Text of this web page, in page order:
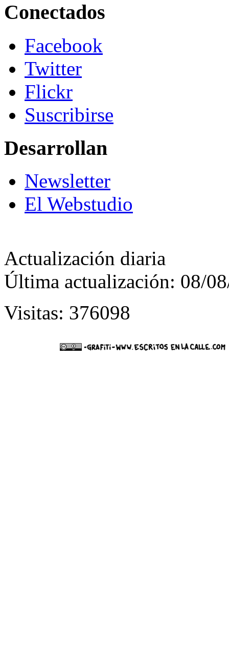
Conectados
Facebook
Twitter
Flickr
Suscribirse
Desarrollan
Newsletter
El Webstudio
Actualización diaria
Última actualización: 08/
Visitas: 376098